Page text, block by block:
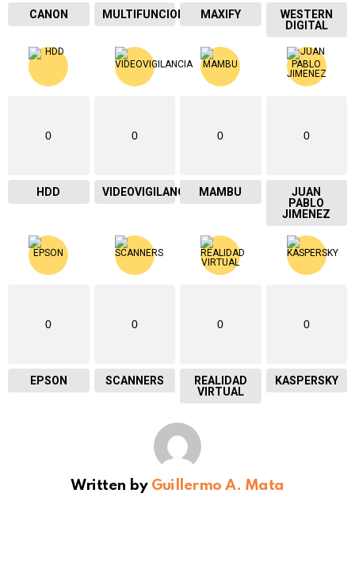
CANON MULTIFUNCIONAL MAXIFY
WESTERN
DIGITAL
0
HDD
0
VIDEOVIGILANCIA
0
MAMBU
0
JUAN
PABLO
JIMENEZ
0
EPSON
0
SCANNERS
0
REALIDAD
VIRTUAL
0
KASPERSKY
Written by Guillermo A. Mata